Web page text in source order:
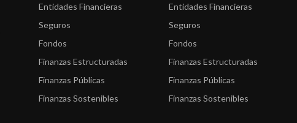
Entidades Financieras
Seguros
Fondos
Finanzas Estructuradas
Finanzas Públicas
Finanzas Sostenibles
Entidades Financieras
Seguros
Fondos
Finanzas Estructuradas
Finanzas Públicas
Finanzas Sostenibles